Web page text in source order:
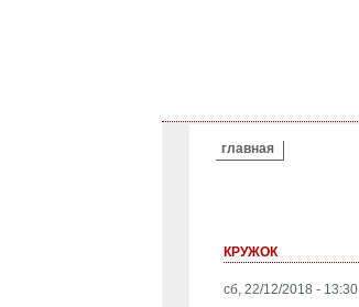
ВЫ ЗДЕСЬ
главная
КРУЖОК
сб, 22/12/2018 - 13:30